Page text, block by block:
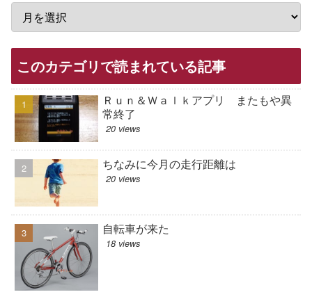
このカテゴリで読まれている記事
Ｒｕｎ＆Ｗａｌｋアプリ またもや異
常終了
20 views
ちなみに今月の走行距離は
20 views
自転車が来た
18 views